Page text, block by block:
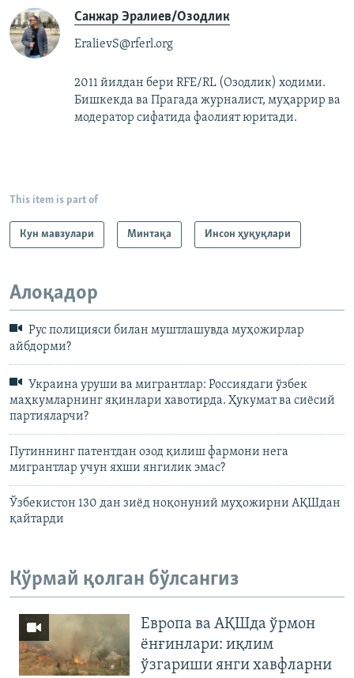
Санжар Эралиев/Озодлик
EralievS@rferl.org
2011 йилдан бери RFE/RL (Озодлик) ходими.
Бишкекда ва Прагада журналист, муҳаррир ва
модератор сифатида фаолият юритади.
This item is part of
Кун мавзулари Минтақа Инсон ҳуқуқлари
Алоқадор
Рус полицияси билан муштлашувда муҳожирлар
айбдорми?
Украина уруши ва мигрантлар: Россиядаги ўзбек
маҳкумларнинг яқинлари хавотирда. Ҳукумат ва сиёсий
партияларчи?
Путиннинг патентдан озод қилиш фармони нега
мигрантлар учун яхши янгилик эмас?
Ўзбекистон 130 дан зиёд ноқонуний муҳожирни АҚШдан
қайтарди
Кўрмай қолган бўлсангиз
Европа ва АҚШда ўрмон
ёнғинлари: иқлим
ўзгариши янги хавфларни